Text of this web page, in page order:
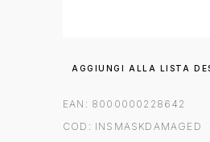
AGGIUNGI ALLA LISTA
EAN: 8000000228642
COD: INSMASKDAMAGED